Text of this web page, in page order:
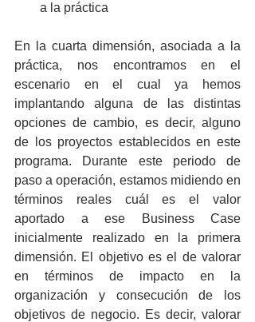
a la práctica
En la cuarta dimensión, asociada a la
práctica, nos encontramos en el
escenario en el cual ya hemos
implantando alguna de las distintas
opciones de cambio, es decir, alguno
de los proyectos establecidos en este
programa. Durante este periodo de
paso a operación, estamos midiendo en
términos reales cuál es el valor
aportado a ese Business Case
inicialmente realizado en la primera
dimensión. El objetivo es el de valorar
en términos de impacto en la
organización y consecución de los
objetivos de negocio. Es decir, valorar